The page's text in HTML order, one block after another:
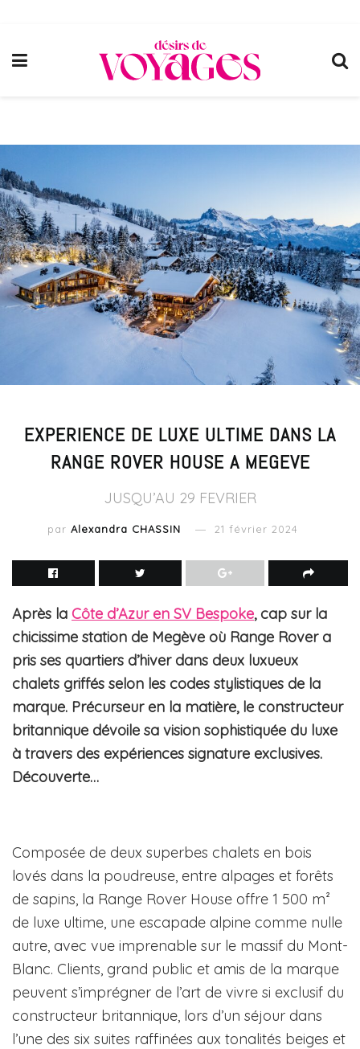
EXPERIENCE DE LUXE ULTIME DANS LA
RANGE ROVER HOUSE A MEGEVE
JUSQU’AU 29 FEVRIER
par Alexandra CHASSIN 21 février 2024
Après la Côte d’Azur en SV Bespoke, cap sur la
chicissime station de Megève où Range Rover a
pris ses quartiers d’hiver dans deux luxueux
chalets griffés selon les codes stylistiques de la
marque. Précurseur en la matière, le constructeur
britannique dévoile sa vision sophistiquée du luxe
à travers des expériences signature exclusives.
Découverte…
Composée de deux superbes chalets en bois
lovés dans la poudreuse, entre alpages et forêts
de sapins, la Range Rover House offre 1 500 m²
de luxe ultime, une escapade alpine comme nulle
autre, avec vue imprenable sur le massif du Mont-
Blanc. Clients, grand public et amis de la marque
peuvent s’imprégner de l’art de vivre si exclusif du
constructeur britannique, lors d’un séjour dans
l’une des six suites raffinées aux tonalités beiges et